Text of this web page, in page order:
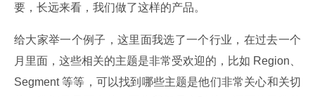
要，长远来看，我们做了这样的产品。
给大家举一个例子，这里面我选了一个行业，在过去一个
月里面，这些相关的主题是非常受欢迎的，比如 Region、
Segment 等等，可以找到哪些主题是他们非常关心和关切